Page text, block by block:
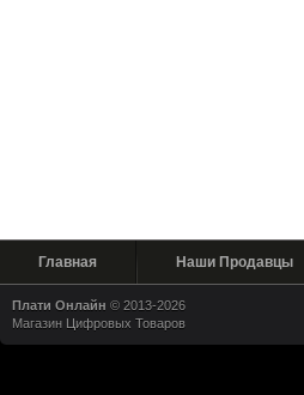
Главная Наши Продавцы
Плати Онлайн © 2013-2026
Магазин Цифровых Товаров